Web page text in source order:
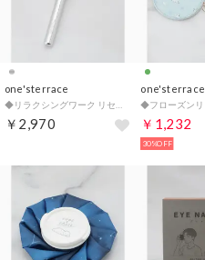
one'sterrace
￥2,970
one'sterrace
￥1,232
30%OFF